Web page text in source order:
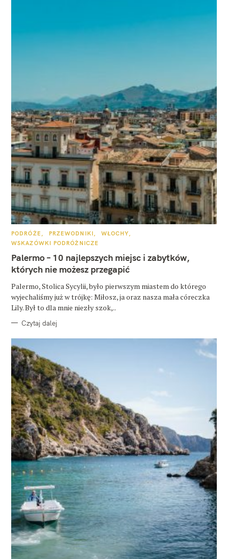
K
T
G
R
PODRÓŻE PRZEWODNIKI
WŁOCHY
WSKAZÓWKI PODRÓŻNICZE
Palermo – 10 najlepszych miejsc i zabytków,
których nie możesz przegapić
Palermo, Stolica Sycylii, było pierwszym miastem do którego
wyjechaliśmy już w trójkę: Miłosz, ja oraz nasza mała córeczka
Lily. Był to dla mnie niezły szok,..
Czytaj dalej